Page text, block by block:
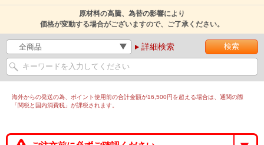
原材料の高騰、為替の影響により
価格が変動する場合がございますので、ご了承ください。
詳細検索
海外からの発送の為、ポイント使用前の合計金額が16,500円を超える場合は、通関の際
「関税と国内消費税」が課税されます。